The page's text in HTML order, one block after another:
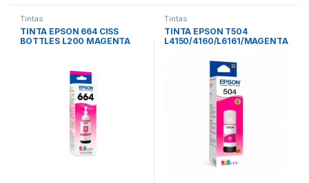
Tintas
TINTA EPSON 664 CISS
BOTTLES L200 MAGENTA
Tintas
TINTA EPSON T504
L4150/4160/L6161/MAGENTA